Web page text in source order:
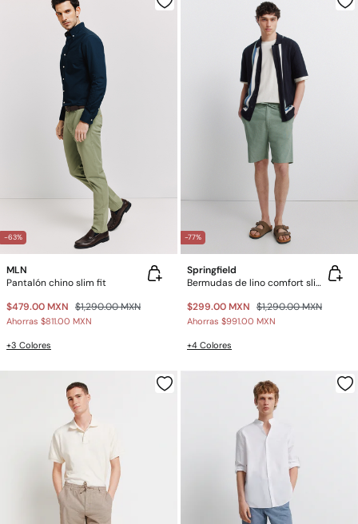
-63%
MLN
Pantalón chino slim fit
$479.00 MXN $1,290.00 MXN
Ahorras $811.00 MXN
+3 Colores
-77%
Springfield
Bermudas de lino comfort slim fit
$299.00 MXN $1,290.00 MXN
Ahorras $991.00 MXN
+4 Colores